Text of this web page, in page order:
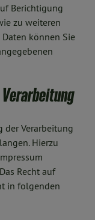
Berichtigung
zu weiteren
können Sie
der Verarbeitung
Hierzu
Recht auf
in folgenden